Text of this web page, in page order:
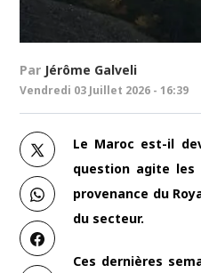
Par Jérôme Galveli
Vendredi 03 Juillet 2026 - 16:39
Le Maroc est-il
question agite les
provenance du
du secteur.
Ces dernières